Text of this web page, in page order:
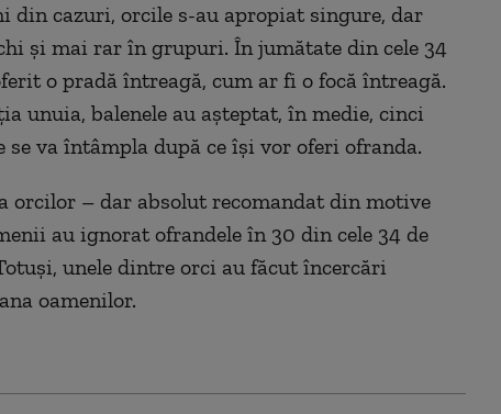
din cazuri, orcile s-au apropiat singure, dar
și mai rar în grupuri. În jumătate din cele 34
o pradă întreagă, cum ar fi o focă întreagă.
unuia, balenele au așteptat, în medie, cinci
se va întâmpla după ce își vor oferi ofranda.
orcilor – dar absolut recomandat din motive
au ignorat ofrandele în 30 din cele 34 de
unele dintre orci au făcut încercări
oamenilor.